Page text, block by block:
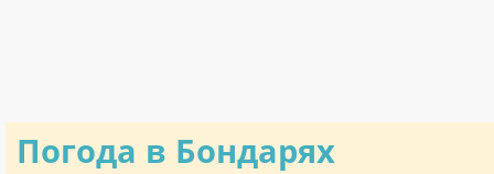
Погода в Бондарях